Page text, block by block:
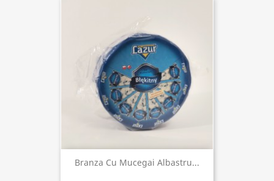
Branza Cu Mucegai Albastru...